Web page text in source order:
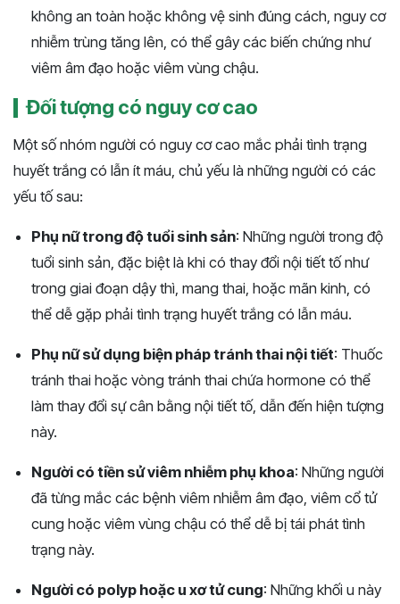
không an toàn hoặc không vệ sinh đúng cách, nguy cơ
nhiễm trùng tăng lên, có thể gây các biến chứng như
viêm âm đạo hoặc viêm vùng chậu.
Đối tượng có nguy cơ cao
Một số nhóm người có nguy cơ cao mắc phải tình trạng
huyết trắng có lẫn ít máu, chủ yếu là những người có các
yếu tố sau:
Phụ nữ trong độ tuổi sinh sản: Những người trong độ
tuổi sinh sản, đặc biệt là khi có thay đổi nội tiết tố như
trong giai đoạn dậy thì, mang thai, hoặc mãn kinh, có
thể dễ gặp phải tình trạng huyết trắng có lẫn máu.
Phụ nữ sử dụng biện pháp tránh thai nội tiết: Thuốc
tránh thai hoặc vòng tránh thai chứa hormone có thể
làm thay đổi sự cân bằng nội tiết tố, dẫn đến hiện tượng
này.
Người có tiền sử viêm nhiễm phụ khoa: Những người
đã từng mắc các bệnh viêm nhiễm âm đạo, viêm cổ tử
cung hoặc viêm vùng chậu có thể dễ bị tái phát tình
trạng này.
Người có polyp hoặc u xơ tử cung: Những khối u này